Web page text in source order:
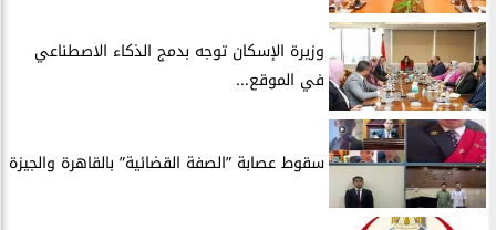
​وزيرة الإسكان توجه بدمج الذكاء الاصطناعي
في الموقع...
سقوط عصابة ”الصفة القضائية” بالقاهرة والجيزة